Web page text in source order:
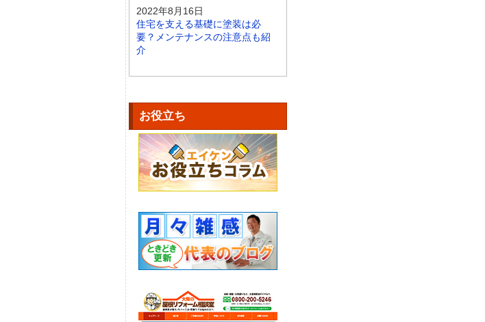
2022年8月16日
住宅を支える基礎に塗装は必
要？メンテナンスの注意点も紹
介
お役立ち